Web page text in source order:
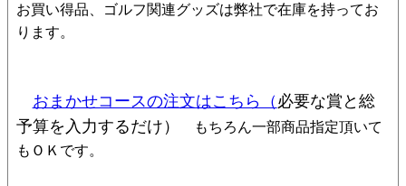
お買い得品、ゴルフ関連グッズは弊社で在庫を持ってお
ります。
おまかせコースの注文はこちら（ 必要な賞と総
予算を入力するだけ）
もちろん一部商品指定頂いて
もＯＫです。